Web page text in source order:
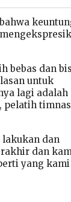
bebas dan
untuk
lagi adalah
pelatih timnas
dan
dan
yang kami